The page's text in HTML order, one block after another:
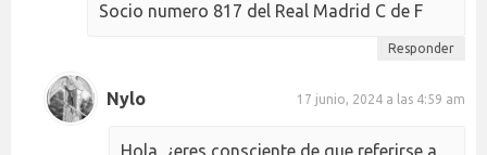
Socio numero 817 del Real Madrid C de F
Responder
Nylo 17 junio, 2024 a las 4:59 am
Hola, ¿eres consciente de que referirse a